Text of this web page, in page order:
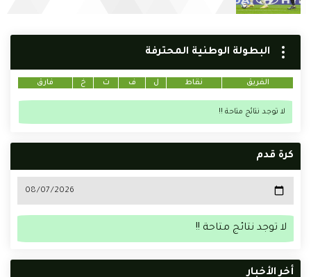
البطولة الوطنية المحترفة
الفريق نقاط ل ف ت خ فارق
لا توجد نتائج متاحة !!
كرة قدم
لا توجد نتائج متاحة !!
أخر الأخبار